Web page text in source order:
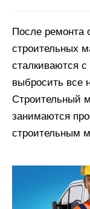
После ремонта
строительных
сталкиваются
выбросить все
Строительный
занимаются
строительным